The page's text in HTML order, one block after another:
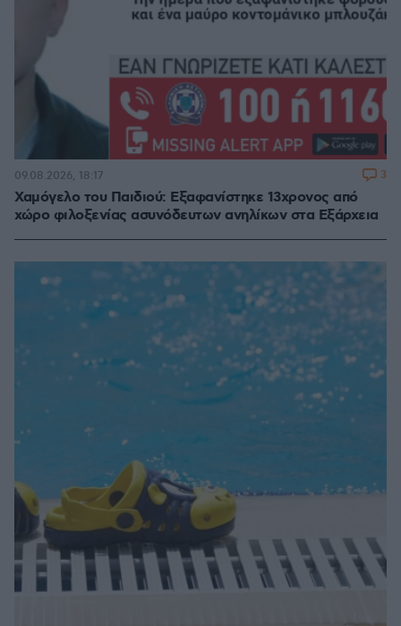
Χαμόγελο του Παιδιού: Εξαφανίστηκε 13χρονος από
χώρο φιλοξενίας ασυνόδευτων ανηλίκων στα Εξάρχεια
09.08.2026, 18:17 3